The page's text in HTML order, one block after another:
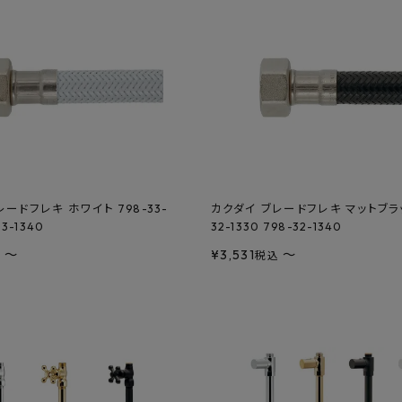
ードフレキ ホワイト 798-33-
1340
〜
カクダイ ブレードフレキ マットブ
32-1330 798-32-1340
¥3,531税込 〜